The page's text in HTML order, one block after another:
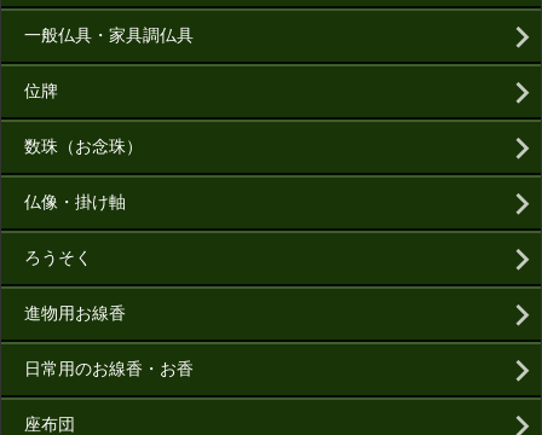
一般仏具・家具調仏具
位牌
数珠（お念珠）
仏像・掛け軸
ろうそく
進物用お線香
日常用のお線香・お香
座布団